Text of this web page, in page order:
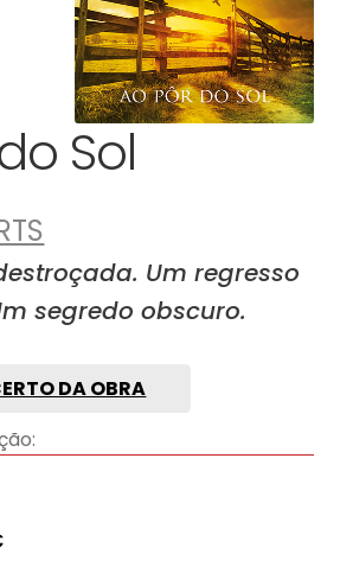
Sol
Um regresso
segredo obscuro.
DA OBRA